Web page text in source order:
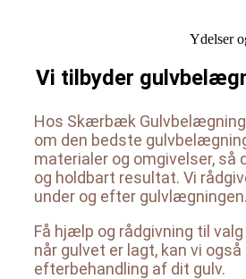
Ydelser
Vi tilbyder
Hos Skærbæk Gulvbelægning
om den bedste
materialer og omgivelser, så
og holdbart resultat. Vi
under og efter gulvlægningen.
Få hjælp og rådgivning til
når gulvet er lagt, kan vi
efterbehandling af dit gulv.